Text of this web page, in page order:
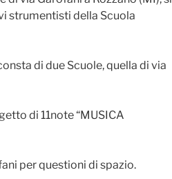
strumentisti della Scuola
di due Scuole, quella di via
di 11note “MUSICA
per questioni di spazio.